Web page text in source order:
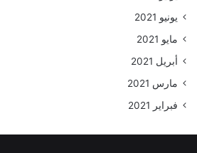
يونيو 2021
مايو 2021
أبريل 2021
مارس 2021
فبراير 2021